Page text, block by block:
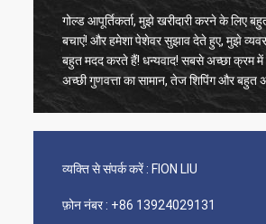
गोल्ड आपूर्तिकर्ता, मुझे खरीदारी करने के लिए
बचाएं! और हमेशा पेशेवर सुझाव देते हुए, मुझे व्यवसाय में
बहुत मदद करते हैं! धन्यवाद! सबसे अच्छा क्रम में सब कुछ,
अच्छी गुणवत्ता का सामान, तेज शिपिंग और बहुत
जो मैं सुझाता हूं। 5 सितारों को शामिल किया गया! आपके
व्यक्ति से संपर्क करें : FION LIU
फ़ोन नंबर : +86 13924029131